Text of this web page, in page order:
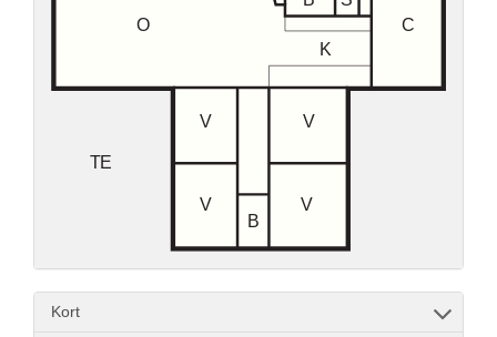
Kort